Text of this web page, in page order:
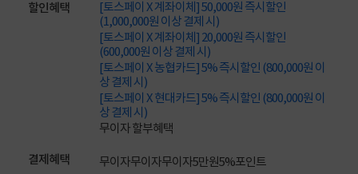
할인혜택
[토스페이 X 계좌이체] 50,000원 즉시할인
(1,000,000원 이상 결제 시)
[토스페이 X 계좌이체] 20,000원 즉시할인
(600,000원 이상 결제 시)
[토스페이 X 농협카드] 5% 즉시할인 (800,000원 이
상 결제 시)
[토스페이 X 현대카드] 5% 즉시할인 (800,000원 이
상 결제 시)
무이자 할부혜택
결제혜택 무이자무이자무이자5만원5%포인트